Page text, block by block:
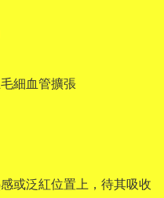
細血管擴張
或泛紅位置上，待其吸收